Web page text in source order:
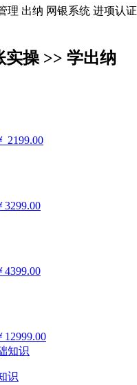
理 出纳 网银系统 进项认证
实操 >> 学出纳
2199.00
3299.00
4399.00
12999.00
识